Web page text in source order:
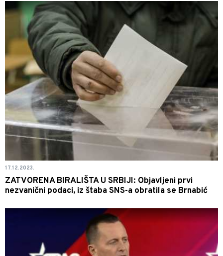
17.12.2023.
ZATVORENA BIRALIŠTA U SRBIJI: Objavljeni prvi
nezvanični podaci, iz štaba SNS-a obratila se Brnabić